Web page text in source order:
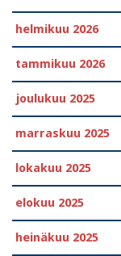
helmikuu 2026
tammikuu 2026
joulukuu 2025
marraskuu 2025
lokakuu 2025
elokuu 2025
heinäkuu 2025